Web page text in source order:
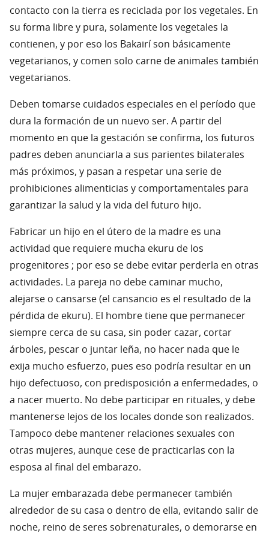
contacto con la tierra es reciclada por los vegetales. En
su forma libre y pura, solamente los vegetales la
contienen, y por eso los Bakairí son básicamente
vegetarianos, y comen solo carne de animales también
vegetarianos.
Deben tomarse cuidados especiales en el período que
dura la formación de un nuevo ser. A partir del
momento en que la gestación se confirma, los futuros
padres deben anunciarla a sus parientes bilaterales
más próximos, y pasan a respetar una serie de
prohibiciones alimenticias y comportamentales para
garantizar la salud y la vida del futuro hijo.
Fabricar un hijo en el útero de la madre es una
actividad que requiere mucha ekuru de los
progenitores ; por eso se debe evitar perderla en otras
actividades. La pareja no debe caminar mucho,
alejarse o cansarse (el cansancio es el resultado de la
pérdida de ekuru). El hombre tiene que permanecer
siempre cerca de su casa, sin poder cazar, cortar
árboles, pescar o juntar leña, no hacer nada que le
exija mucho esfuerzo, pues eso podría resultar en un
hijo defectuoso, con predisposición a enfermedades, o
a nacer muerto. No debe participar en rituales, y debe
mantenerse lejos de los locales donde son realizados.
Tampoco debe mantener relaciones sexuales con
otras mujeres, aunque cese de practicarlas con la
esposa al final del embarazo.
La mujer embarazada debe permanecer también
alrededor de su casa o dentro de ella, evitando salir de
noche, reino de seres sobrenaturales, o demorarse en